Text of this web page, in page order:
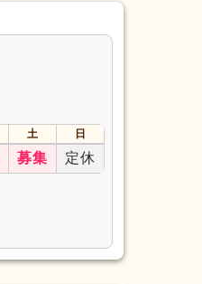
土
日
募集 定休